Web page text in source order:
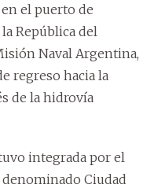
el puerto de
República del
Naval Argentina,
regreso hacia la
de la hidrovía
integrada por el
Ciudad